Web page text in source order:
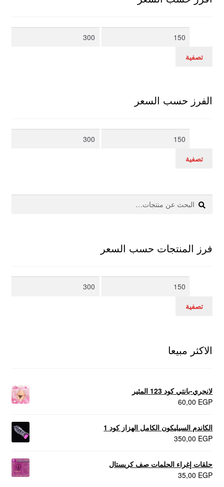
أدنى
أعلى
تصفية
الفرز حسب السعر
أدنى
أعلى
تصفية
البحث
عن:
بحث
فرز المنتجات حسب السعر
أدنى
أعلى
تصفية
الاكثر مبيعا
لانجري-بانتي كود 123 المثير
60,00 EGP
الكاندم السيليكون الكامل الهزاز كود 1
350,00 EGP
حلقات إغراء الحلمات صف كريستال
35,00 EGP